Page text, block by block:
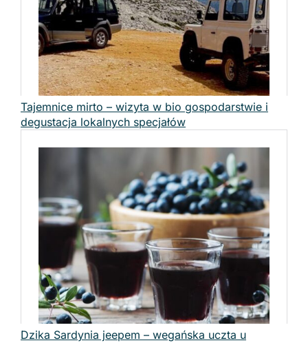
Tajemnice mirto – wizyta w bio gospodarstwie i
degustacja lokalnych specjałów
Dzika Sardynia jeepem – wegańska uczta u